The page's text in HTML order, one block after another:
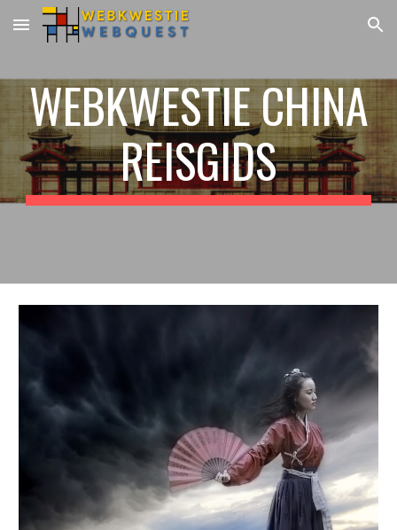
Skip to main content Skip to navigation
WEBKWESTIE CHINA
REISGIDS